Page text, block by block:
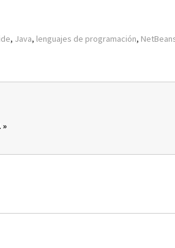
ide, Java, lenguajes de programación,
»